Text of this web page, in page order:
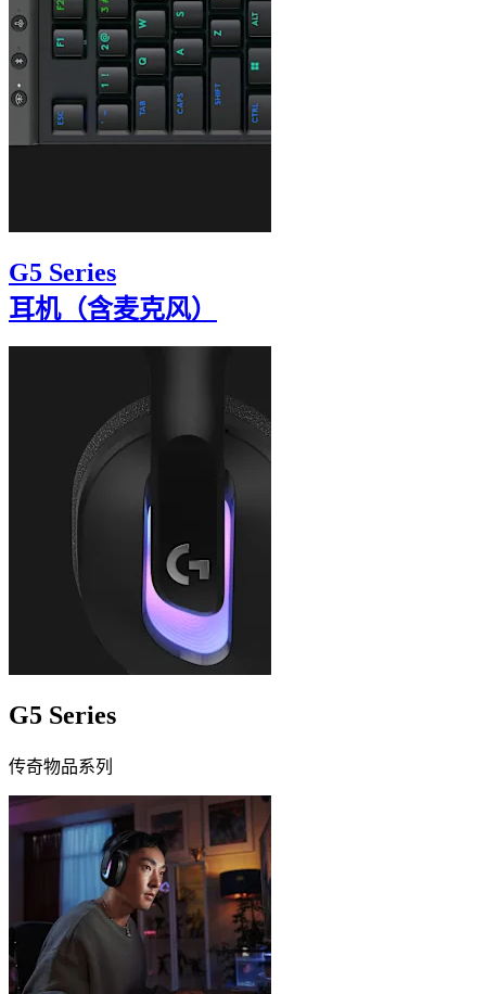
G5 Series
耳机（含麦克风）
G5 Series
传奇物品系列